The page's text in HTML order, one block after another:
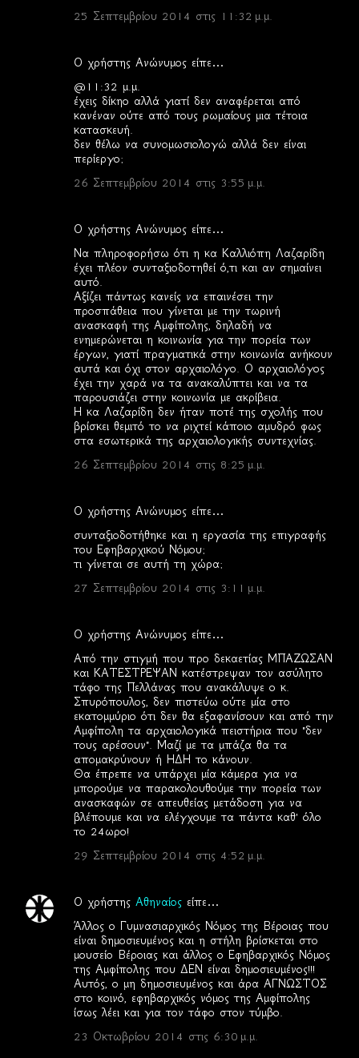
25 Σεπτεμβρίου 2014 στις 11:32 μ.μ.
Ο χρήστης Ανώνυμος είπε…
@11:32 μ.μ.
έχεις δίκηο αλλά γιατί δεν αναφέρεται από
κανέναν ούτε από τους ρωμαίους μια τέτοια
κατασκευή.
δεν θέλω να συνομωσιολογώ αλλά δεν είναι
περίεργο;
26 Σεπτεμβρίου 2014 στις 3:55 μ.μ.
Ο χρήστης Ανώνυμος είπε…
Να πληροφορήσω ότι η κα Καλλιόπη Λαζαρίδη
έχει πλέον συνταξιοδοτηθεί ό,τι και αν σημαίνει
αυτό.
Αξίζει πάντως κανείς να επαινέσει την
προσπάθεια που γίνεται με την τωρινή
ανασκαφή της Αμφίπολης, δηλαδή να
ενημερώνεται η κοινωνία για την πορεία των
έργων, γιατί πραγματικά στην κοινωνία ανήκουν
αυτά και όχι στον αρχαιολόγο. Ο αρχαιολόγος
έχει την χαρά να τα ανακαλύπτει και να τα
παρουσιάζει στην κοινωνία με ακρίβεια.
Η κα Λαζαρίδη δεν ήταν ποτέ της σχολής που
βρίσκει θεμιτό το να ριχτεί κάποιο αμυδρό φως
στα εσωτερικά της αρχαιολογικής συντεχνίας.
26 Σεπτεμβρίου 2014 στις 8:25 μ.μ.
Ο χρήστης Ανώνυμος είπε…
συνταξιοδοτήθηκε και η εργασία της επιγραφής
του Εφηβαρχικού Νόμου;
τι γίνεται σε αυτή τη χώρα;
27 Σεπτεμβρίου 2014 στις 3:11 μ.μ.
Ο χρήστης Ανώνυμος είπε…
Από την στιγμή που προ δεκαετίας ΜΠΑΖΩΣΑΝ
και ΚΑΤΕΣΤΡΕΨΑΝ κατέστρεψαν τον ασύλητο
τάφο της Πελλάνας που ανακάλυψε ο κ.
Σπυρόπουλος, δεν πιστεύω ούτε μία στο
εκατομμύριο ότι δεν θα εξαφανίσουν και από την
Αμφίπολη τα αρχαιολογικά πειστήρια που "δεν
τους αρέσουν". Μαζί με τα μπάζα θα τα
απομακρύνουν ή ΗΔΗ το κάνουν.
Θα έπρεπε να υπάρχει μία κάμερα για να
μπορούμε να παρακολουθούμε την πορεία των
ανασκαφών σε απευθείας μετάδοση για να
βλέπουμε και να ελέγχουμε τα πάντα καθ' όλο
το 24ωρο!
29 Σεπτεμβρίου 2014 στις 4:52 μ.μ.
Ο χρήστης Αθηναίος είπε…
Άλλος ο Γυμνασιαρχικός Νόμος της Βέροιας που
είναι δημοσιευμένος και η στήλη βρίσκεται στο
μουσείο Βέροιας και άλλος ο Εφηβαρχικός Νόμος
της Αμφίπολης που ΔΕΝ είναι δημοσιευμένος!!!
Αυτός, ο μη δημοσιευμένος και άρα ΑΓΝΩΣΤΟΣ
στο κοινό, εφηβαρχικός νόμος της Αμφίπολης
ίσως λέει και για τον τάφο στον τύμβο.
23 Οκτωβρίου 2014 στις 6:30 μ.μ.